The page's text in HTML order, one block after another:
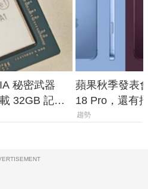
秘密武器
32GB 記憶
蘋果秋季發表
18 Pro，還有
測一次看
趨勢